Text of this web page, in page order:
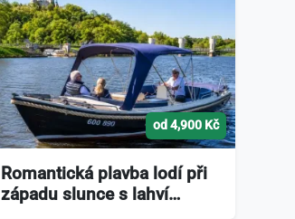
od 4,900 Kč
Romantická plavba lodí při
západu slunce s lahví…